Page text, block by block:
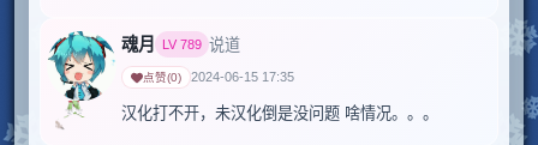
魂月 LV789 说道
点赞(0) 2024-06-15 17:35
汉化打不开，未汉化倒是没问题 啥情况。。。